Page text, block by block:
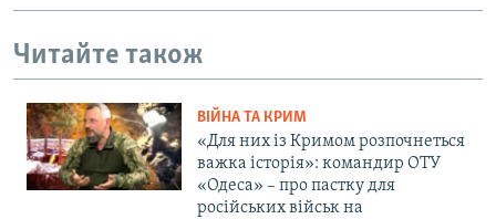
Читайте також
ВІЙНА ТА КРИМ
«Для них із Кримом розпочнеться
важка історія»: командир ОТУ
«Одеса» – про пастку для
російських військ на